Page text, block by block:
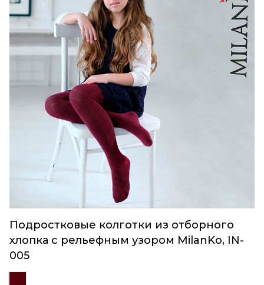
Подростковые колготки из отборного
хлопка с рельефным узором MilanKo, IN-
005